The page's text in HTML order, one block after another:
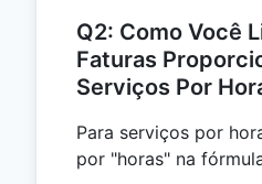
Q2: Como Você
Faturas
Serviços Por
Para serviços por
por "horas" na